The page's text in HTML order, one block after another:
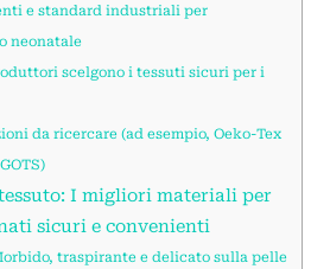
e standard industriali per
neonatale
scelgono i tessuti sicuri per i
da ricercare (ad esempio, Oeko-Tex
I migliori materiali per
sicuri e convenienti
traspirante e delicato sulla pelle